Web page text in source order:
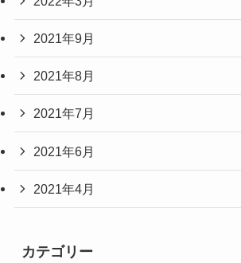
2021年9月
2021年8月
2021年7月
2021年6月
2021年4月
カテゴリー